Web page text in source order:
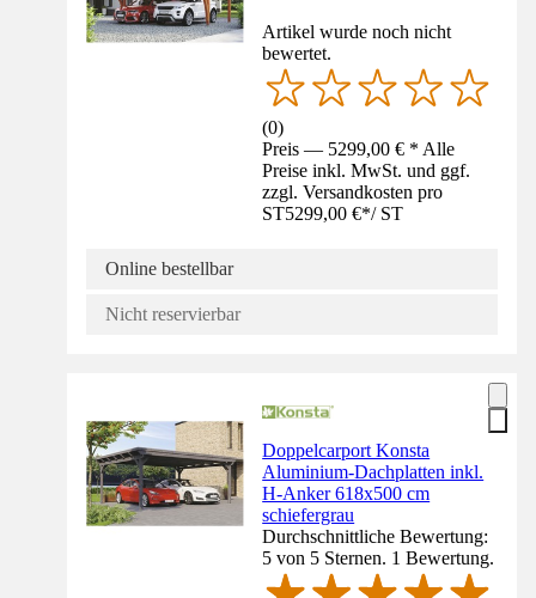
Artikel wurde noch nicht
bewertet.
(0)
Preis — 5299,00 € * Alle
Preise inkl. MwSt. und ggf.
zzgl. Versandkosten pro
ST5299,00 €*/ ST
Online bestellbar
Nicht reservierbar
Doppelcarport Konsta
Aluminium-Dachplatten inkl.
H-Anker 618x500 cm
schiefergrau
Durchschnittliche Bewertung:
5 von 5 Sternen. 1 Bewertung.